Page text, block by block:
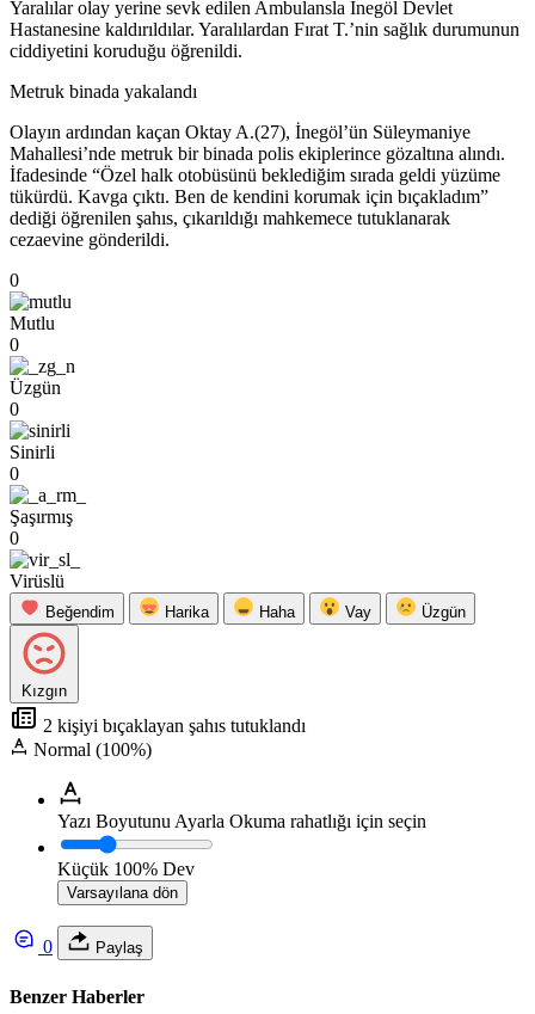
Yaralılar olay yerine sevk edilen Ambulansla İnegöl Devlet
Hastanesine kaldırıldılar. Yaralılardan Fırat T.’nin sağlık durumunun
ciddiyetini koruduğu öğrenildi.
Metruk binada yakalandı
Olayın ardından kaçan Oktay A.(27), İnegöl’ün Süleymaniye
Mahallesi’nde metruk bir binada polis ekiplerince gözaltına alındı.
İfadesinde “Özel halk otobüsünü beklediğim sırada geldi yüzüme
tükürdü. Kavga çıktı. Ben de kendini korumak için bıçakladım”
dediği öğrenilen şahıs, çıkarıldığı mahkemece tutuklanarak
cezaevine gönderildi.
0
Mutlu
0
Üzgün
0
Sinirli
0
Şaşırmış
0
Virüslü
Beğendim Harika Haha Vay Üzgün
Kızgın
2 kişiyi bıçaklayan şahıs tutuklandı
Normal (100%)
Yazı Boyutunu Ayarla Okuma rahatlığı için seçin
Küçük 100% Dev
Varsayılana dön
0 Paylaş
Benzer Haberler